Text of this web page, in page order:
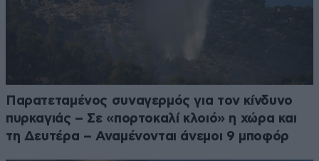
Παρατεταμένος συναγερμός για τον κίνδυνο
πυρκαγιάς – Σε «πορτοκαλί κλοιό» η χώρα και
τη Δευτέρα – Αναμένονται άνεμοι 9 μποφόρ